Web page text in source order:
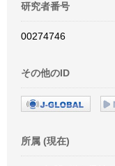
研究者番号
00274746
その他のID
所属 (現在)